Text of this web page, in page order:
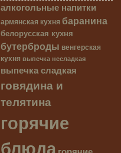
алкогольные напитки
армянская кухня баранина
белорусская кухня
бутерброды венгерская
кухня выпечка несладкая
выпечка сладкая
говядина и
телятина
горячие
блюда